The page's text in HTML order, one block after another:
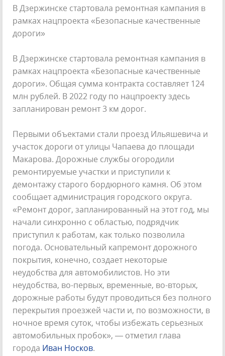
В Дзержинске стартовала ремонтная кампания в
рамках нацпроекта «Безопасные качественные
дороги»
В Дзержинске стартовала ремонтная кампания в
рамках нацпроекта «Безопасные качественные
дороги». Общая сумма контракта составляет 124
млн рублей. В 2022 году по нацпроекту здесь
запланирован ремонт 3 км дорог.
Первыми объектами стали проезд Ильяшевича и
участок дороги от улицы Чапаева до площади
Макарова. Дорожные службы огородили
ремонтируемые участки и приступили к
демонтажу старого бордюрного камня. Об этом
сообщает администрация городского округа.
«Ремонт дорог, запланированный на этот год, мы
начали синхронно с областью, подрядчик
приступил к работам, как только позволила
погода. Основательный капремонт дорожного
покрытия, конечно, создает некоторые
неудобства для автомобилистов. Но эти
неудобства, во-первых, временные, во-вторых,
дорожные работы будут проводиться без полного
перекрытия проезжей части и, по возможности, в
ночное время суток, чтобы избежать серьезных
автомобильных пробок», — отметил глава
города Иван Носков.